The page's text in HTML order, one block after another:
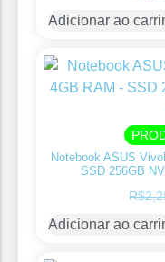
Adicionar ao
Notebook ASUS
SSD 256GB
R$
Adicionar ao